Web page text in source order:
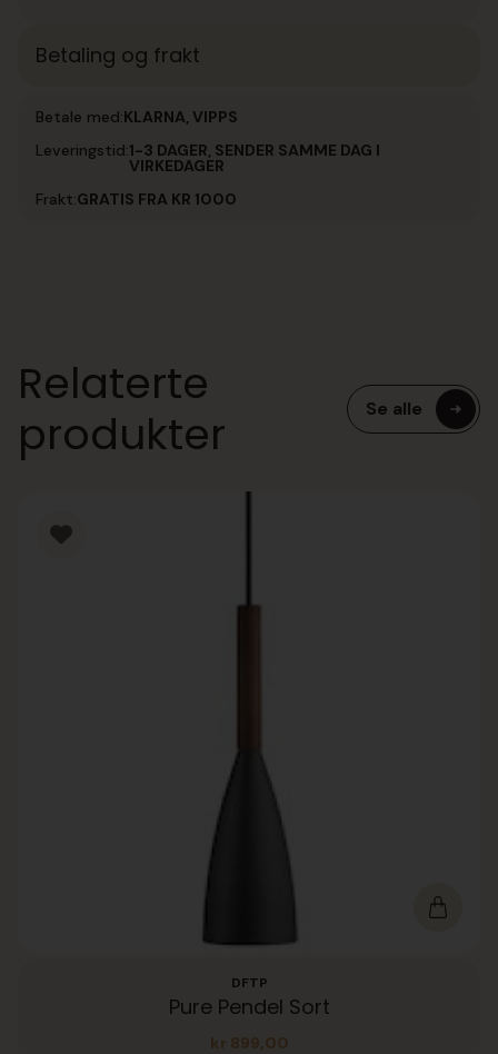
Betaling og frakt
Betale med:KLARNA, VIPPS
Leveringstid:1-3 DAGER, SENDER SAMME DAG I
VIRKEDAGER
Frakt:GRATIS FRA KR 1000
Relaterte
produkter
Se alle
DFTP
Pure Pendel Sort
899,00